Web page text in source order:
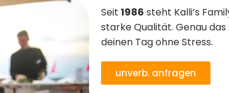
Seit 1986 steht Kalli’s
starke Qualität. Genau
deinen Tag ohne Stress.
unverb. anfragen